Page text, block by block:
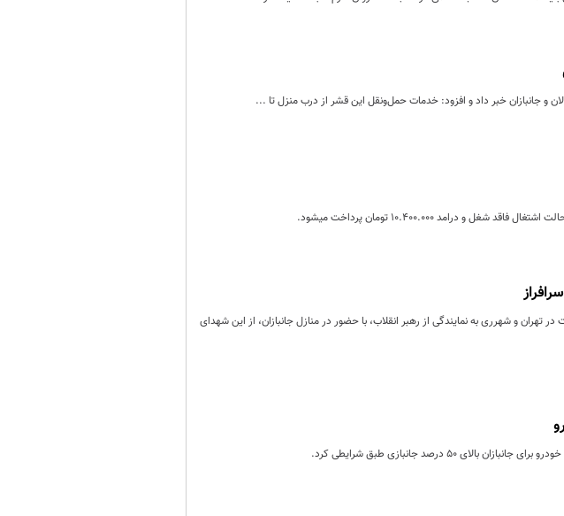
و جانبازان خبر داد و افزود: خدمات حمل‌ونقل این قشر از درب منزل تا ...
درامد ۱۰.۴۰۰.۰۰۰ تومان پرداخت میشود.
میلاد قمر بنی‌هاشم، حضرت ابوالفضل العباس علیه‌السلام، ۷ هیئت در تهران و شهرری به نمایندگی از رهبر انقلاب، با حضور در منازل جانبازان، از این شهدای
درصد جانبازی طبق شرایطی کرد.